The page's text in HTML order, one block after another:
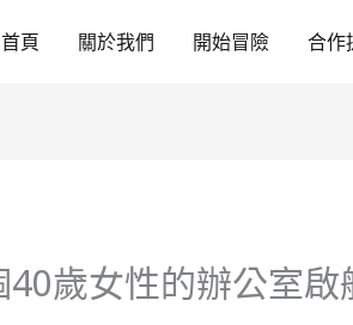
首頁 關於我們 開始冒險 合作
歲女性的辦公室啟